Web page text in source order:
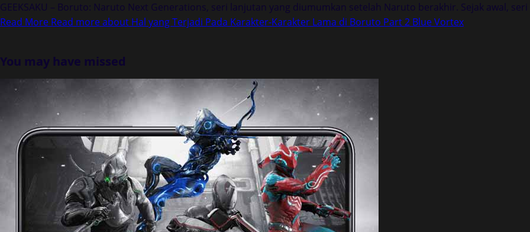
GEEKSAKU – Boruto: Naruto Next Generations, seri lanjutan yang diumumkan setelah Naruto berakhir. Sejak awal, seri
Read More Read more about Hal yang Terjadi Pada Karakter-Karakter Lama di Boruto Part 2 Blue Vortex
You may have missed